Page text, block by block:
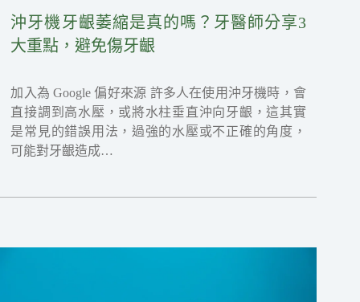
沖牙機牙齦萎縮是真的嗎？牙醫師分享3
大重點，避免傷牙齦
加入為 Google 偏好來源 許多人在使用沖牙機時，會
直接調到高水壓，或將水柱垂直沖向牙齦，這其實
是常見的錯誤用法，過強的水壓或不正確的角度，
可能對牙齦造成…